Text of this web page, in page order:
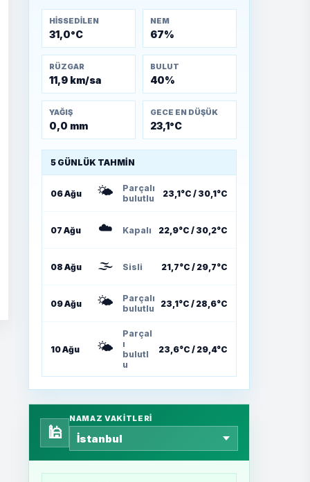
HISSEDILEN
31,0°C
NEM
67%
RÜZGAR
11,9 km/sa
BULUT
40%
YAĞIŞ
0,0 mm
GECE EN DÜŞÜK
23,1°C
5 GÜNLÜK TAHMIN
06 Ağu 🌤️
Parçalı
bulutlu
23,1°C / 30,1°C
07 Ağu ☁️ Kapalı 22,9°C / 30,2°C
08 Ağu 🌫️ Sisli 21,7°C / 29,7°C
09 Ağu 🌤️
Parçalı
bulutlu
23,1°C / 28,6°C
10 Ağu 🌤️
Parçal
ı
bulutl
u
23,6°C / 29,4°C
🕌
NAMAZ VAKITLERI